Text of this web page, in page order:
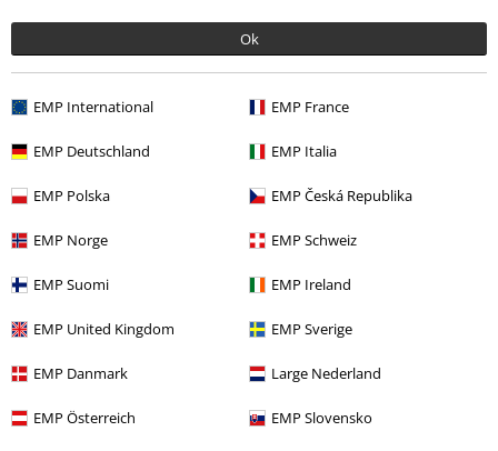
Ok
EMP International EMP France
EMP Deutschland EMP Italia
EMP Polska EMP Česká Republika
EMP Norge EMP Schweiz
EMP Suomi EMP Ireland
EMP United Kingdom EMP Sverige
EMP Danmark Large Nederland
EMP Österreich EMP Slovensko
Más categorías. Más opciones
Tallas Grandes Vestidos Cortos
Ofertas % Mujer Ropa
Ofertas % Ropa
Ofertas % Marcas Ropa Urban Classics